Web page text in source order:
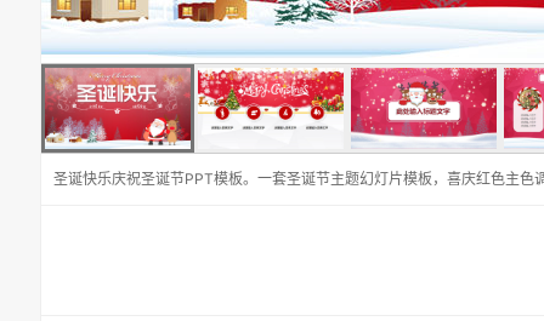
圣诞快乐庆祝圣诞节PPT模板。一套圣诞节主题幻灯片模板，喜庆红色主色